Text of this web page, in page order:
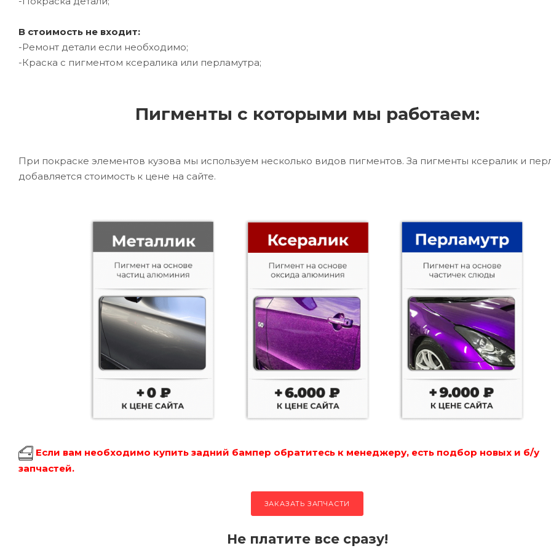
В стоимость не входит:
-Ремонт детали если необходимо;
-Краска с пигментом ксералика или перламутра;
Пигменты с которыми мы работаем:
При покраске элементов кузова мы используем несколько видов пигментов. За пигменты ксералик и
добавляется стоимость к цене на сайте.
Если вам необходимо купить задний бампер обратитесь к менеджеру, есть подбор новых и б/у
запчастей.
ЗАКАЗАТЬ ЗАПЧАСТИ
Не платите все сразу!